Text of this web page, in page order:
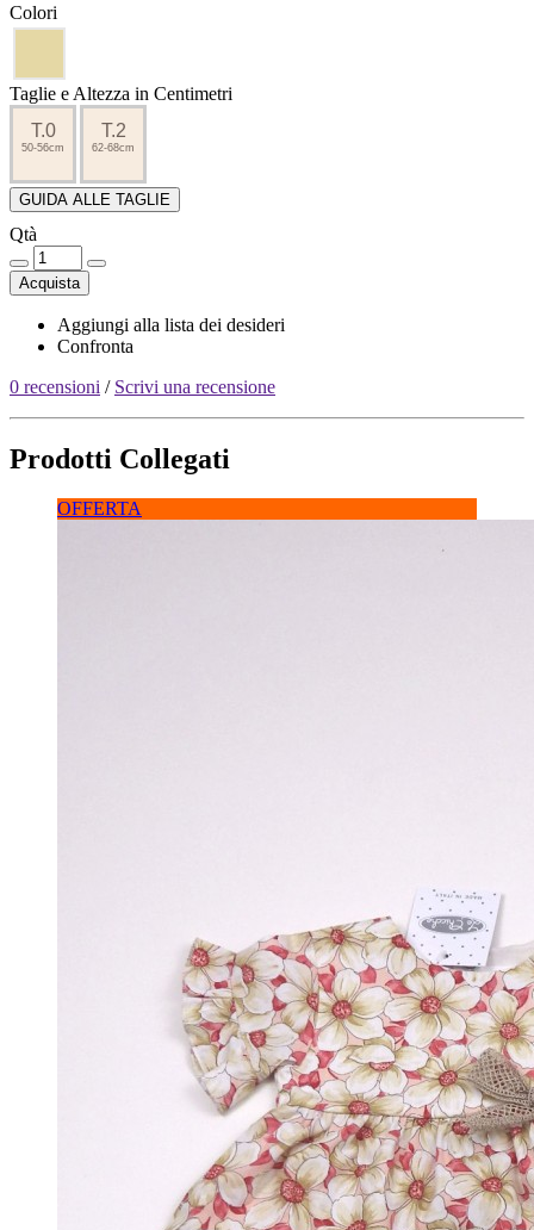
Colori
Taglie e Altezza in Centimetri
T.0
50-56cm
T.2
62-68cm
GUIDA ALLE TAGLIE
Qtà
Acquista
Aggiungi alla lista dei desideri
Confronta
0 recensioni / Scrivi una recensione
Prodotti Collegati
OFFERTA